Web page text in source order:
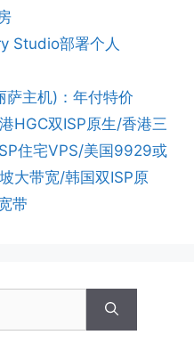
Studio部署个人
主机)：年付特价
HGC双ISP原生/香港三
住宅VPS/美国9929或
大带宽/韩国双ISP原
带